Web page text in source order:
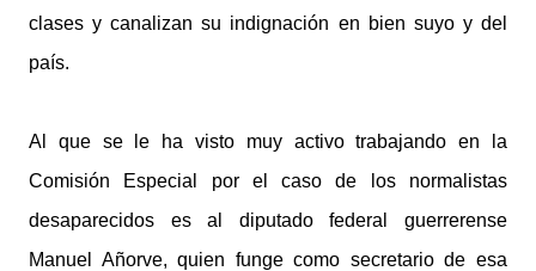
clases y canalizan su indignación en bien suyo y del
país.
Al que se le ha visto muy activo trabajando en la
Comisión Especial por el caso de los normalistas
desaparecidos es al diputado federal guerrerense
Manuel Añorve, quien funge como secretario de esa